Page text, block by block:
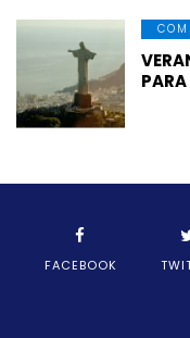
FACEBOOK